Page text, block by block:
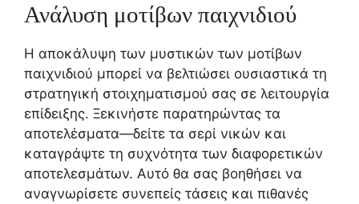
Ανάλυση μοτίβων παιχνιδιού
Η αποκάλυψη των μυστικών των μοτίβων
παιχνιδιού μπορεί να βελτιώσει ουσιαστικά τη
στρατηγική στοιχηματισμού σας σε λειτουργία
επίδειξης. Ξεκινήστε παρατηρώντας τα
αποτελέσματα—δείτε τα σερί νικών και
καταγράψτε τη συχνότητα των διαφορετικών
αποτελεσμάτων. Αυτό θα σας βοηθήσει να
αναγνωρίσετε συνεπείς τάσεις και πιθανές